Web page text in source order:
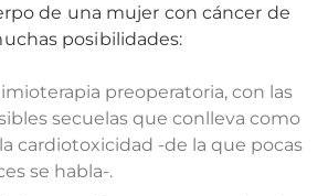
de una mujer con cáncer de
posibilidades:
preoperatoria, con las
secuelas que conlleva como
cardiotoxicidad -de la que pocas
se habla-.